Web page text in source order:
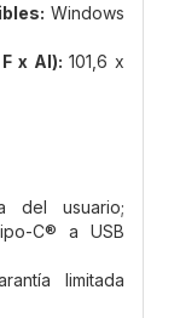
Windows
x Al): 101,6 x
del usuario;
C® a USB
limitada